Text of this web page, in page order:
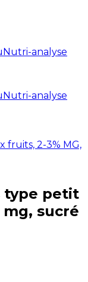
Nutri-analyse
Nutri-analyse
fruits, 2-3% MG,
type petit
mg, sucré